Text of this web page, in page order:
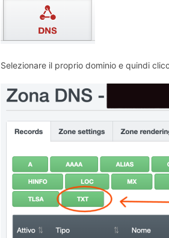
Selezionare il proprio dominio e quindi